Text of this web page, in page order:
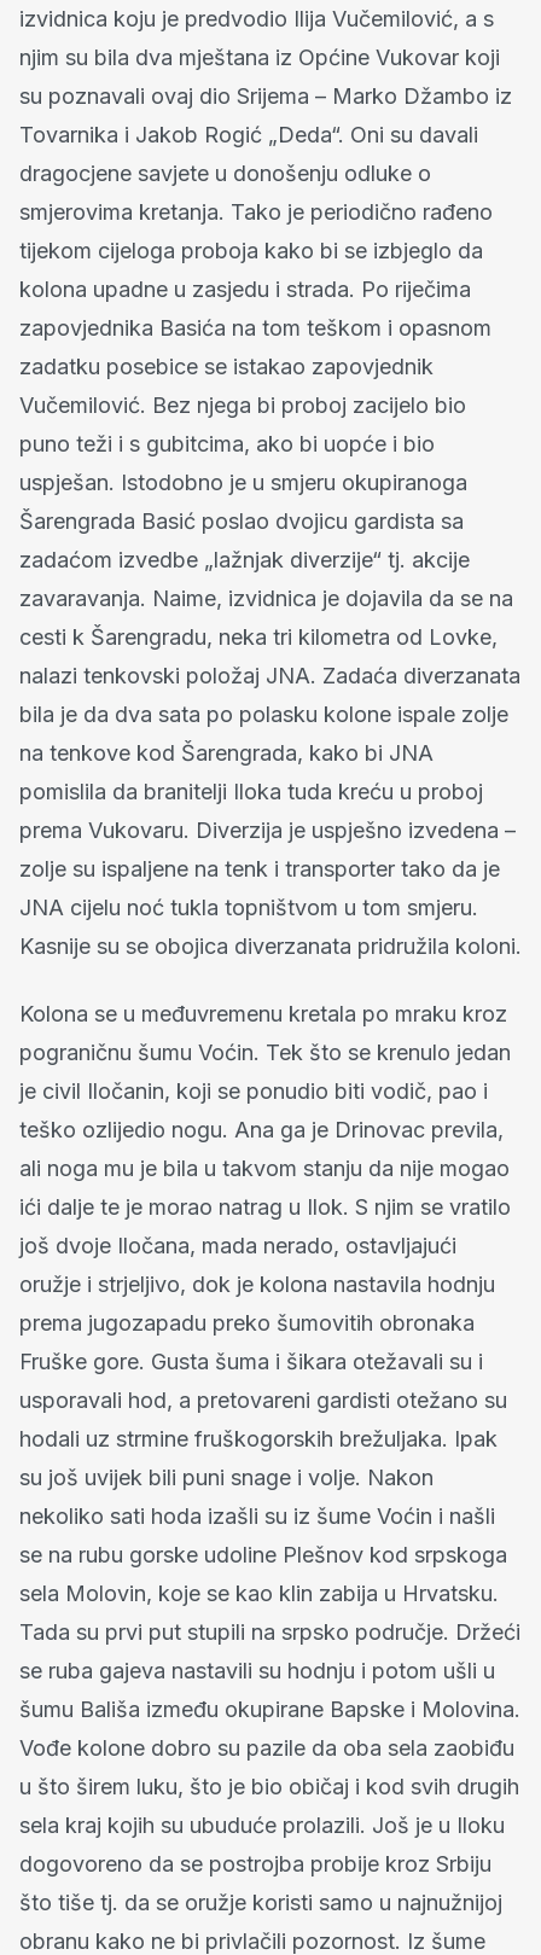
izvidnica koju je predvodio Ilija Vučemilović, a s
njim su bila dva mještana iz Općine Vukovar koji
su poznavali ovaj dio Srijema – Marko Džambo iz
Tovarnika i Jakob Rogić „Deda“. Oni su davali
dragocjene savjete u donošenju odluke o
smjerovima kretanja. Tako je periodično rađeno
tijekom cijeloga proboja kako bi se izbjeglo da
kolona upadne u zasjedu i strada. Po riječima
zapovjednika Basića na tom teškom i opasnom
zadatku posebice se istakao zapovjednik
Vučemilović. Bez njega bi proboj zacijelo bio
puno teži i s gubitcima, ako bi uopće i bio
uspješan. Istodobno je u smjeru okupiranoga
Šarengrada Basić poslao dvojicu gardista sa
zadaćom izvedbe „lažnjak diverzije“ tj. akcije
zavaravanja. Naime, izvidnica je dojavila da se na
cesti k Šarengradu, neka tri kilometra od Lovke,
nalazi tenkovski položaj JNA. Zadaća diverzanata
bila je da dva sata po polasku kolone ispale zolje
na tenkove kod Šarengrada, kako bi JNA
pomislila da branitelji Iloka tuda kreću u proboj
prema Vukovaru. Diverzija je uspješno izvedena –
zolje su ispaljene na tenk i transporter tako da je
JNA cijelu noć tukla topništvom u tom smjeru.
Kasnije su se obojica diverzanata pridružila koloni.
Kolona se u međuvremenu kretala po mraku kroz
pograničnu šumu Voćin. Tek što se krenulo jedan
je civil Iločanin, koji se ponudio biti vodič, pao i
teško ozlijedio nogu. Ana ga je Drinovac previla,
ali noga mu je bila u takvom stanju da nije mogao
ići dalje te je morao natrag u Ilok. S njim se vratilo
još dvoje Iločana, mada nerado, ostavljajući
oružje i strjeljivo, dok je kolona nastavila hodnju
prema jugozapadu preko šumovitih obronaka
Fruške gore. Gusta šuma i šikara otežavali su i
usporavali hod, a pretovareni gardisti otežano su
hodali uz strmine fruškogorskih brežuljaka. Ipak
su još uvijek bili puni snage i volje. Nakon
nekoliko sati hoda izašli su iz šume Voćin i našli
se na rubu gorske udoline Plešnov kod srpskoga
sela Molovin, koje se kao klin zabija u Hrvatsku.
Tada su prvi put stupili na srpsko područje. Držeći
se ruba gajeva nastavili su hodnju i potom ušli u
šumu Bališa između okupirane Bapske i Molovina.
Vođe kolone dobro su pazile da oba sela zaobiđu
u što širem luku, što je bio običaj i kod svih drugih
sela kraj kojih su ubuduće prolazili. Još je u Iloku
dogovoreno da se postrojba probije kroz Srbiju
što tiše tj. da se oružje koristi samo u najnužnijoj
obranu kako ne bi privlačili pozornost. Iz šume